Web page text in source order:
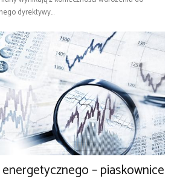
dyrektywy...
– piaskownice